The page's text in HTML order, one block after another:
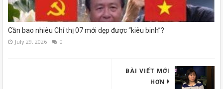
Cần bao nhiêu Chỉ thị 07 mới dẹp được “kiêu binh”?
July 29, 2026 0
BÀI VIẾT MỚI
HƠN